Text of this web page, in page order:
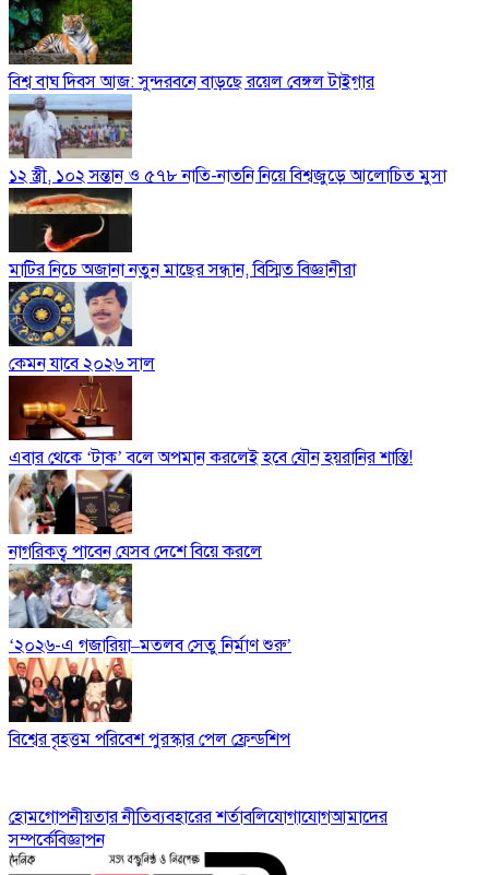
বিশ্ব বাঘ দিবস আজ: সুন্দরবনে বাড়ছে রয়েল বেঙ্গল টাইগার
১২ স্ত্রী, ১০২ সন্তান ও ৫৭৮ নাতি-নাতনি নিয়ে বিশ্বজুড়ে আলোচিত মুসা
মাটির নিচে অজানা নতুন মাছের সন্ধান, বিস্মিত বিজ্ঞানীরা
কেমন যাবে ২০২৬ সাল
এবার থেকে ‘টাক’ বলে অপমান করলেই হবে যৌন হয়রানির শাস্তি!
নাগরিকত্ব পাবেন যেসব দেশে বিয়ে করলে
‘২০২৬-এ গজারিয়া–মতলব সেতু নির্মাণ শুরু’
বিশ্বের বৃহত্তম পরিবেশ পুরস্কার পেল ফ্রেন্ডশিপ
হোমগোপনীয়তার নীতিব্যবহারের শর্তাবলিযোগাযোগআমাদের
সম্পর্কেবিজ্ঞাপন